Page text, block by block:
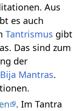
Aus
es auch
Tantrismus gibt
Das sind zum
der
Bija Mantras.
. Im Tantra